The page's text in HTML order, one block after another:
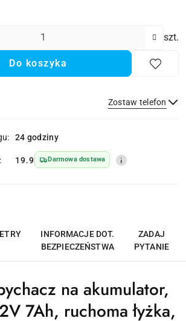
szt.
Do koszyka
Zostaw telefon
Wyślij
24 godziny
19.9 Darmowa dostawa
INFORMACJE DOT.
BEZPIECZEŃSTWA
ZADAJ
PYTANIE
na akumulator,
7Ah, ruchoma łyżka,